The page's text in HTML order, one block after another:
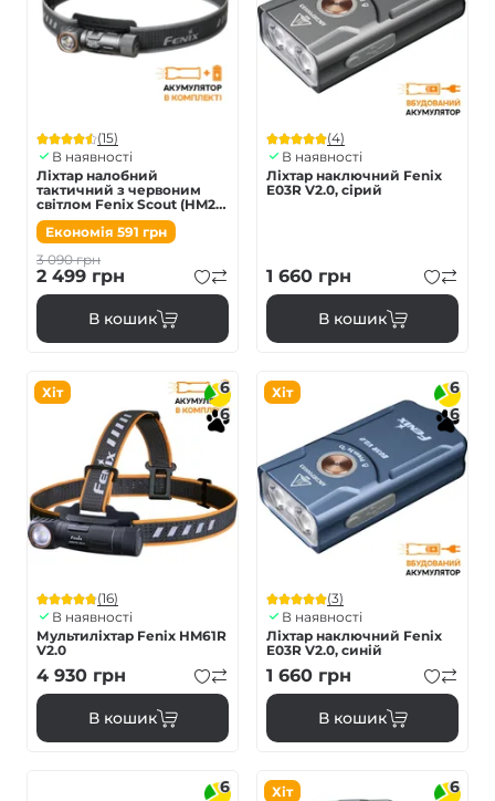
(15)
В наявності
Ліхтар налобний
тактичний з червоним
світлом Fenix Scout (HM23
V2.0) | Лімітована серія
Економія 591 грн
3 090грн
2 499 грн
В кошик
(4)
В наявності
Ліхтар наключний Fenix
E03R V2.0, сірий
1 660 грн
В кошик
Хіт
6
6
(16)
В наявності
Мультиліхтар Fenix HM61R
V2.0
4 930 грн
В кошик
Хіт
6
6
(3)
В наявності
Ліхтар наключний Fenix
E03R V2.0, синій
1 660 грн
В кошик
6
Хіт
6